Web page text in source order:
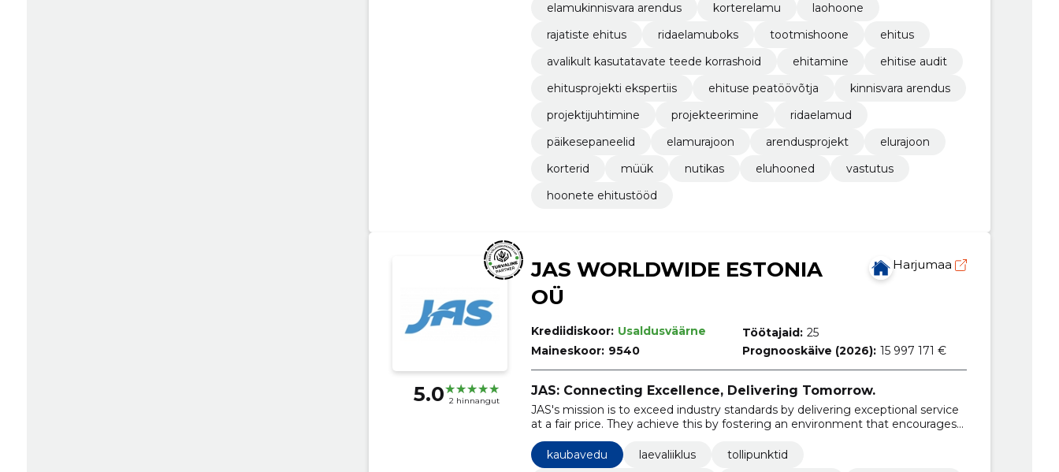
elamukinnisvara arendus
korterelamu
laohoone
rajatiste ehitus
ridaelamuboks tootmishoone
ehitus
avalikult kasutatavate teede korrashoid
ehitamine
ehitise audit
ehitusprojekti ekspertiis
ehituse peatöövõtja
kinnisvara arendus
projektijuhtimine
projekteerimine
ridaelamud
päikesepaneelid
elamurajoon arendusprojekt
elurajoon
korterid
müük nutikas eluhooned
vastutus
hoonete ehitustööd
5.0 2 hinnangut
JAS WORLDWIDE ESTONIA
OÜ
Harjumaa
Krediidiskoor: Usaldusväärne
Maineskoor: 9540
Töötajaid: 25
Prognooskäive (2026): 15 997 171 €
JAS: Connecting Excellence, Delivering Tomorrow.
JAS's mission is to exceed industry standards by delivering exceptional service
at a fair price. They achieve this by fostering an environment that encourages
employee development, values both competition and equality, and
emphasizes excellence in their global logistics operations.
kaubavedu laevaliiklus
tollipunktid